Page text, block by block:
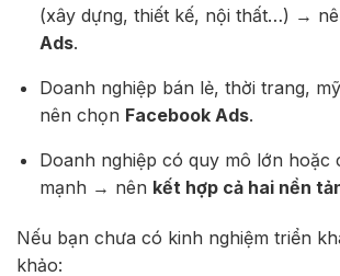
(xây dựng, thiết kế, nội thất…) →
Ads.
Doanh nghiệp bán lẻ, thời trang,
nên chọn Facebook Ads.
Doanh nghiệp có quy mô lớn hoặc
mạnh → nên kết hợp cả hai nền
Nếu bạn chưa có kinh nghiệm triển
khảo: